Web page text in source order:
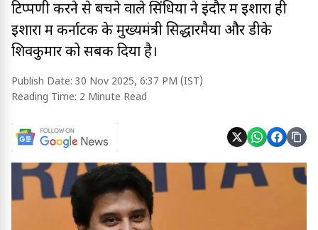
टिप्पणी करने से बचने वाले सिंधिया ने इंदौर में इशारों ही
इशारों में कर्नाटक के मुख्यमंत्री सिद्धारमैया और डीके
शिवकुमार को सबक दिया है।
Publish Date: 30 Nov 2025, 6:37 PM (IST)
Reading Time: 2 Minute Read